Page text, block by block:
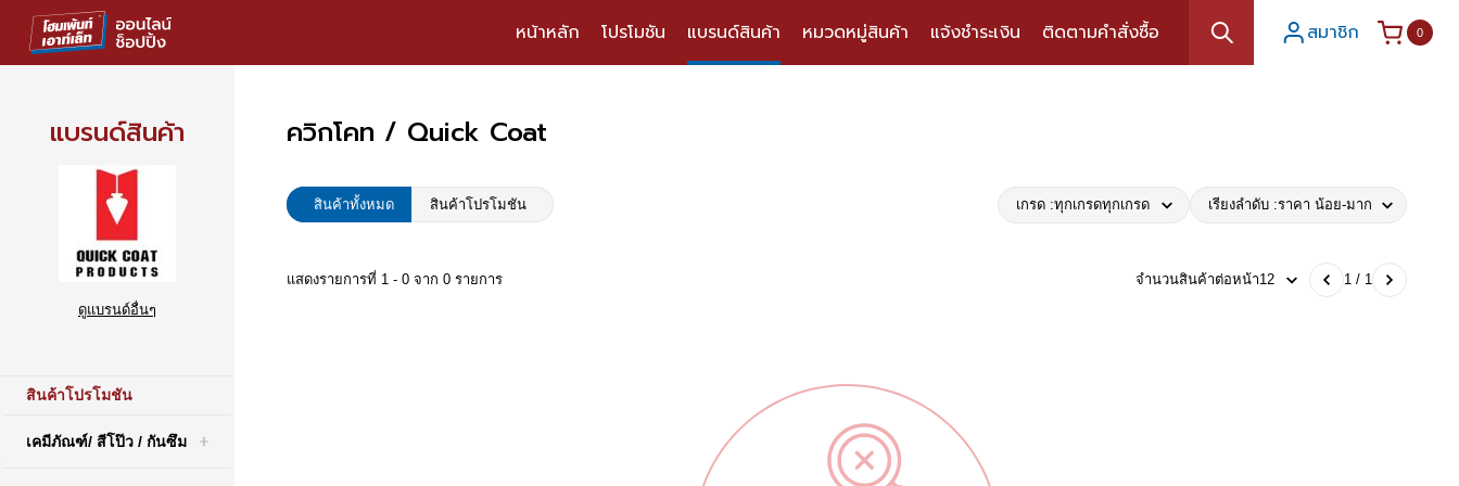
หน้าหลัก โปรโมชัน แบรนด์สินค้า หมวดหมู่สินค้า แจ้งชำระเงิน ติดตามคำสั่งซื้อ สมาชิก 0
แบรนด์สินค้า
ดูแบรนด์อื่นๆ
สินค้าโปรโมชัน
เคมีภัณฑ์/ สีโป๊ว / กันซึม
ควิกโคท / Quick Coat
สินค้าทั้งหมด สินค้าโปรโมชัน เกรด :ทุกเกรดทุกเกรด เรียงลำดับ :ราคา น้อย-มาก
แสดงรายการที่ 1 - 0 จาก 0 รายการ จำนวนสินค้าต่อหน้า12 1 / 1